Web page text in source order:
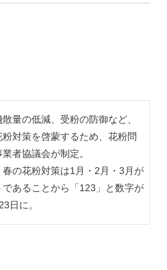
量の低減、受粉の防御など、
粉対策を啓蒙するため、花粉問
者協議会が制定。
春の花粉対策は1月・2月・3月が
であることから「123」と数字が
日に。